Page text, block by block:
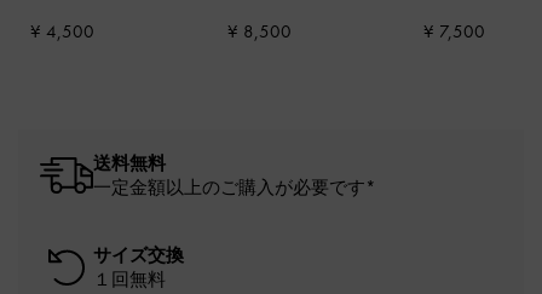
¥ 4,500
ールド
¥ 8,500 ¥ 7,500
送料無料
一定金額以上のご購入が必要です*
サイズ交換
１回無料